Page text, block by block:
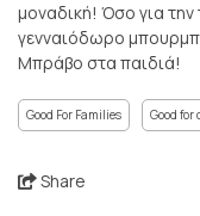
μοναδική! Όσο για την
γενναιόδωρο
Μπράβο στα παιδιά!
Good For Families Good for
Share